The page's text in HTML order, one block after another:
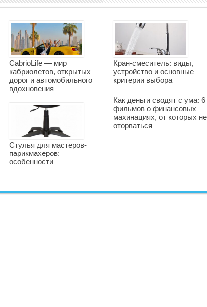
CabrioLife — мир
кабриолетов, открытых
дорог и автомобильного
вдохновения
Кран-смеситель: виды,
устройство и основные
критерии выбора
Стулья для мастеров-
парикмахеров:
особенности
Как деньги сводят с ума: 6
фильмов о финансовых
махинациях, от которых не
оторваться